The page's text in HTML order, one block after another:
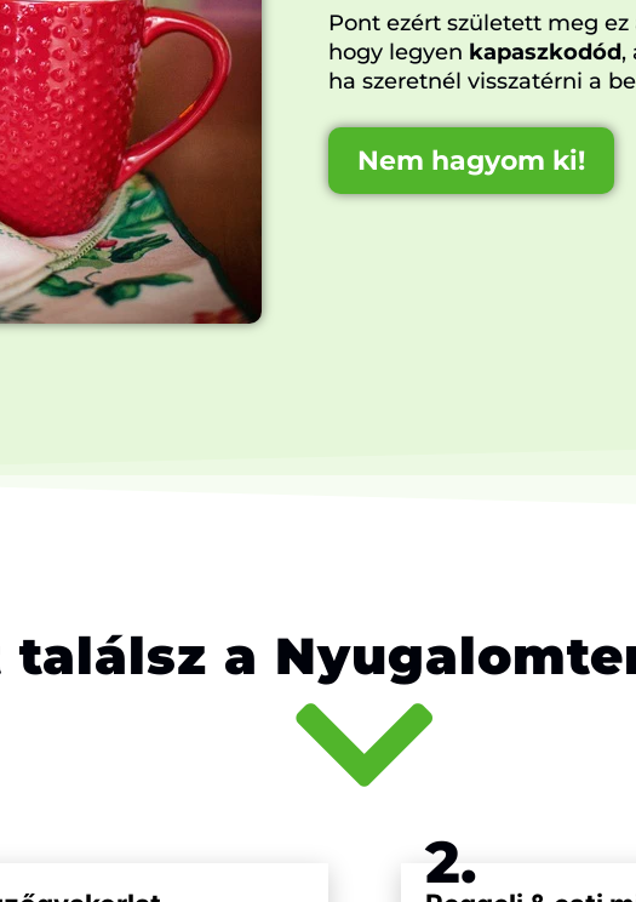
Pont ezért született meg
hogy legyen kapaszkodód,
ha szeretnél visszatérni a
Nem hagyom ki!
találsz a
2.